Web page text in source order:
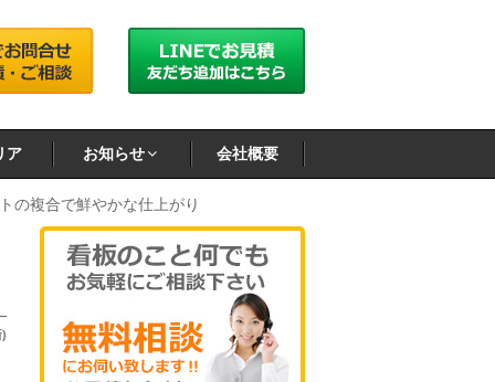
ア お知らせ 会社概要
の複合で鮮やかな仕上がり